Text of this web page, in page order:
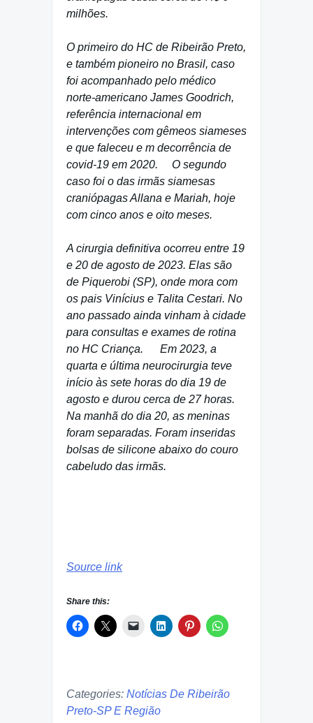
milhões.
O primeiro do HC de Ribeirão Preto,
e também pioneiro no Brasil, caso
foi acompanhado pelo médico
norte-americano James Goodrich,
referência internacional em
intervenções com gêmeos siameses
e que faleceu e m decorrência de
covid-19 em 2020. O segundo
caso foi o das irmãs siamesas
craniópagas Allana e Mariah, hoje
com cinco anos e oito meses.
A cirurgia definitiva ocorreu entre 19
e 20 de agosto de 2023. Elas são
de Piquerobi (SP), onde mora com
os pais Vinícius e Talita Cestari. No
ano passado ainda vinham à cidade
para consultas e exames de rotina
no HC Criança. Em 2023, a
quarta e última neurocirurgia teve
início às sete horas do dia 19 de
agosto e durou cerca de 27 horas.
Na manhã do dia 20, as meninas
foram separadas. Foram inseridas
bolsas de silicone abaixo do couro
cabeludo das irmãs.
Source link
Share this:
Categories: Notícias De Ribeirão
Preto-SP E Região